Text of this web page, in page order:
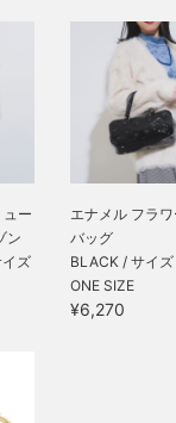
ー
ン
ズ
エナメル フラワ
バッグ
BLACK / サイズ
ONE SIZE
¥6,270